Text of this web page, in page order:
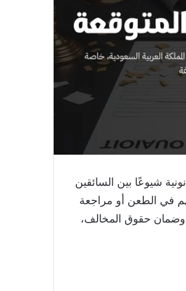
شيوعًا بين السائقين
في الطعن أو مراجعة
وضمان حقوق المخالف،